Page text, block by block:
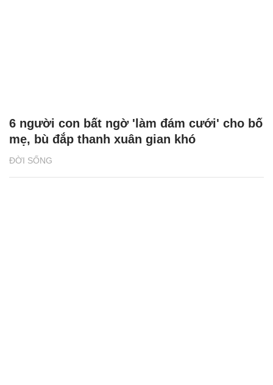
ĐỜI SỐNG
6 người con bất ngờ 'làm đám cưới' cho bố
mẹ, bù đắp thanh xuân gian khó